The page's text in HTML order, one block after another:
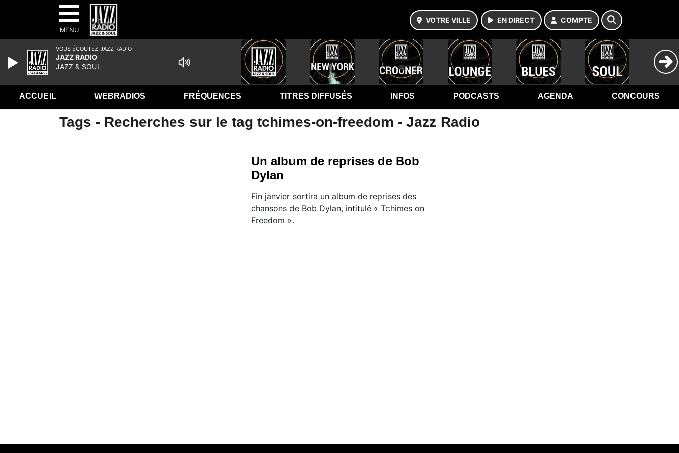
MENU
VOTRE VILLE EN DIRECT COMPTE
ACCUEIL WEBRADIOS FRÉQUENCES TITRES DIFFUSÉS INFOS PODCASTS AGENDA CONCOURS
Tags - Recherches sur le tag tchimes-on-freedom - Jazz Radio
Un album de reprises de Bob
Dylan
Fin janvier sortira un album de reprises des
chansons de Bob Dylan, intitulé « Tchimes on
Freedom ».
VOUS ÉCOUTEZ JAZZ RADIO
JAZZ RADIO
JAZZ & SOUL